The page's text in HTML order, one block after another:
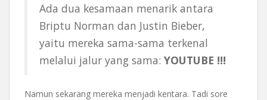
Ada dua kesamaan menarik antara
Briptu Norman dan Justin Bieber,
yaitu mereka sama-sama terkenal
melalui jalur yang sama: YOUTUBE !!!
Namun sekarang mereka menjadi kentara. Tadi sore